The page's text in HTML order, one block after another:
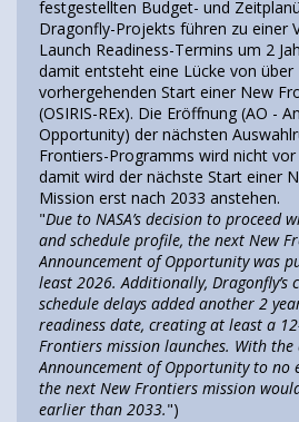
festgestellten Budget- und
Dragonfly-Projekts führen zu einer
Launch Readiness-Termins um 2
damit entsteht eine Lücke von über
vorhergehenden Start einer New
(OSIRIS-REx). Die Eröffnung (AO -
Opportunity) der nächsten
Frontiers-Programms wird nicht
damit wird der nächste Start einer
Mission erst nach 2033 anstehen.
"Due to NASA’s decision to proceed
and schedule profile, the next New
Announcement of Opportunity was
least 2026. Additionally, Dragonfly’s
schedule delays added another 2
readiness date, creating at least a
Frontiers mission launches. With the
Announcement of Opportunity to no
the next New Frontiers mission
earlier than 2033.")